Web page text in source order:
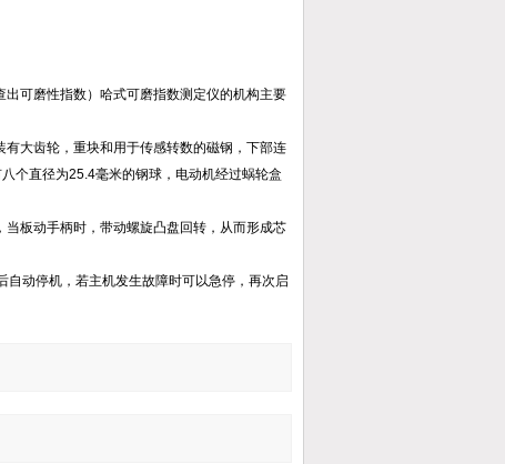
可磨性指数）哈式可磨指数测定仪的机构主要
大齿轮，重块和用于传感转数的磁钢，下部连
个直径为25.4毫米的钢球，电动机经过蜗轮盒
板动手柄时，带动螺旋凸盘回转，从而形成芯
动停机，若主机发生故障时可以急停，再次启